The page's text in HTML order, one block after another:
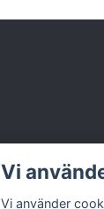
Vi
Vi använder